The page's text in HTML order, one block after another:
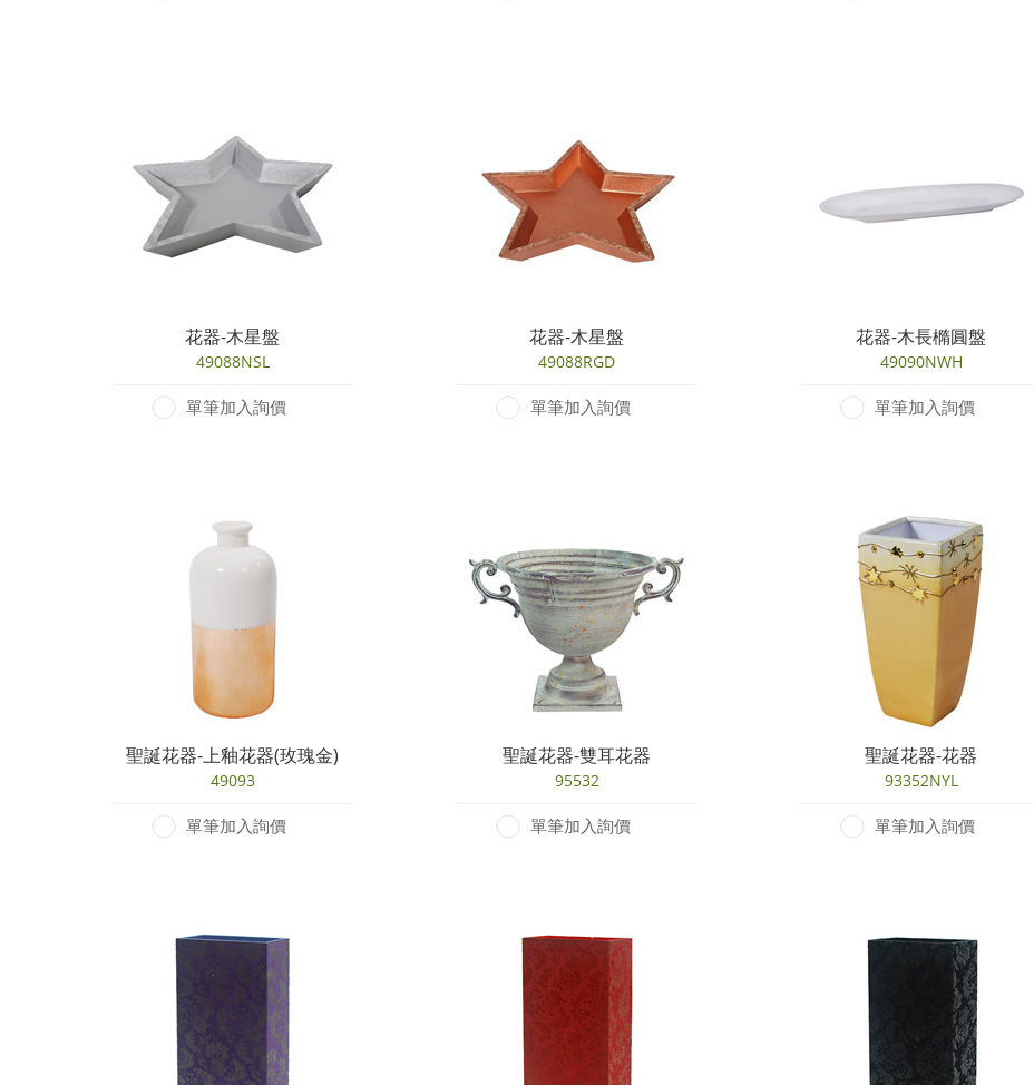
花器-木星盤
49088NSL
單筆加入詢價
花器-木星盤
49088RGD
單筆加入詢價
花器-木長橢圓盤
49090NWH
單筆加入詢價
聖誕花器-上釉花器(玫瑰金)
49093
單筆加入詢價
聖誕花器-雙耳花器
95532
單筆加入詢價
聖誕花器-花器
93352NYL
單筆加入詢價